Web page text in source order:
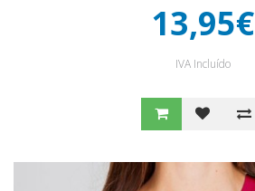
13,95€
IVA Incluído